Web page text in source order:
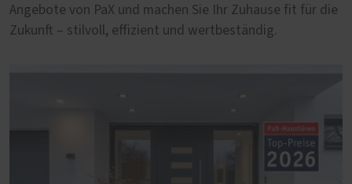
Angebote von PaX und machen Sie Ihr Zuhause fit für die
Zukunft – stilvoll, effizient und wertbeständig.